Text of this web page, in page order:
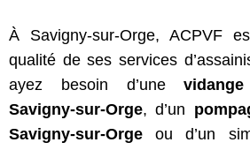
À Savigny-sur-Orge, ACPVF
qualité de ses services
ayez besoin d’une
Savigny-sur-Orge, d’un
Savigny-sur-Orge ou d’un